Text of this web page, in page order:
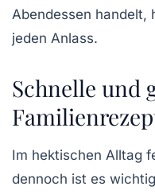
Abendessen handelt,
jeden Anlass.
Schnelle und
Im hektischen Alltag
dennoch ist es